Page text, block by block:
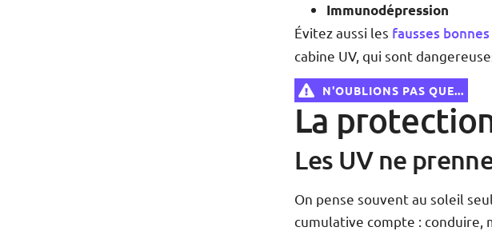
Immunodépression
Évitez aussi les fausses
cabine UV, qui sont
N'OUBLIONS PAS QUE...
La
Les UV ne
On pense souvent au soleil
cumulative compte : conduire,